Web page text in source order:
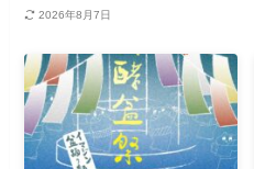
2026年8月7日